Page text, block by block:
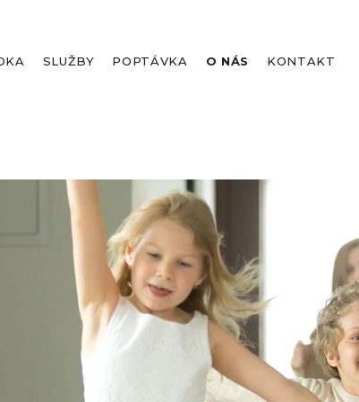
SLUŽBY POPTÁVKA O NÁS KONTAKT